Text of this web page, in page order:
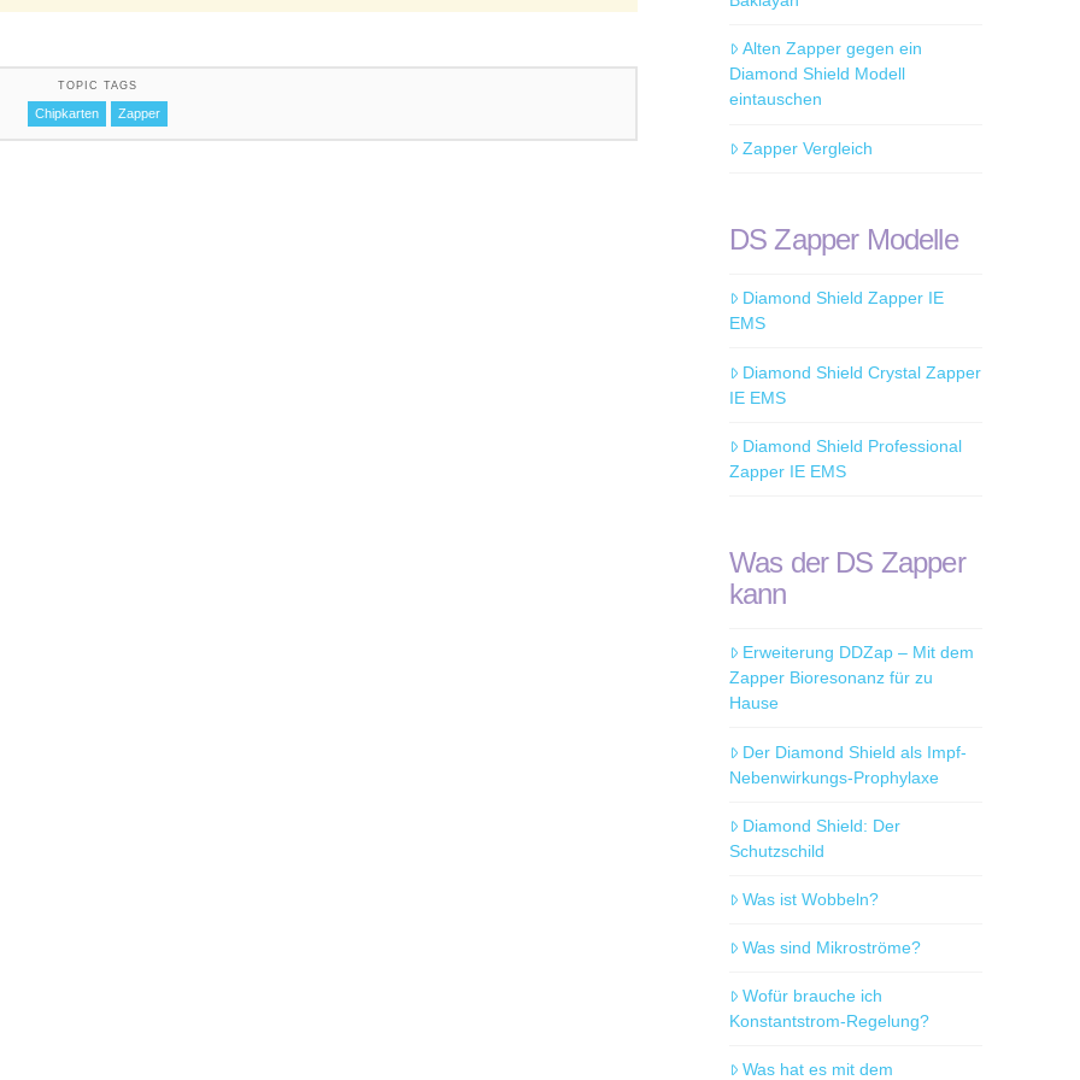
TOPIC TAGS
Chipkarten Zapper
Alten Zapper gegen ein
Diamond Shield Modell
eintauschen
Zapper Vergleich
DS Zapper Modelle
Diamond Shield Zapper IE
EMS
Diamond Shield Crystal Zapper
IE EMS
Diamond Shield Professional
Zapper IE EMS
Was der DS Zapper
kann
Erweiterung DDZap – Mit dem
Zapper Bioresonanz für zu
Hause
Der Diamond Shield als Impf-
Nebenwirkungs-Prophylaxe
Diamond Shield: Der
Schutzschild
Was ist Wobbeln?
Was sind Mikroströme?
Wofür brauche ich
Konstantstrom-Regelung?
Was hat es mit dem